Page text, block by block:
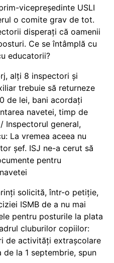
vicepreședinte USLI
o comite grav de tot.
disperați că oamenii
Ce se întâmplă cu
educatorii?
alți 8 inspectori și
trebuie să returneze
de lei, bani acordați
navetei, timp de
Inspectorul general,
La vremea aceea nu
șef. ISJ ne-a cerut să
pentru
solicită, într-o petiție,
ISMB de a nu mai
pentru posturile la plata
cluburilor copiilor:
de activități extrașcolare
de la 1 septembrie, spun